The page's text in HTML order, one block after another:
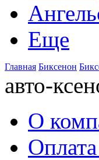
Еще
Главная Биксенон
авто-
О